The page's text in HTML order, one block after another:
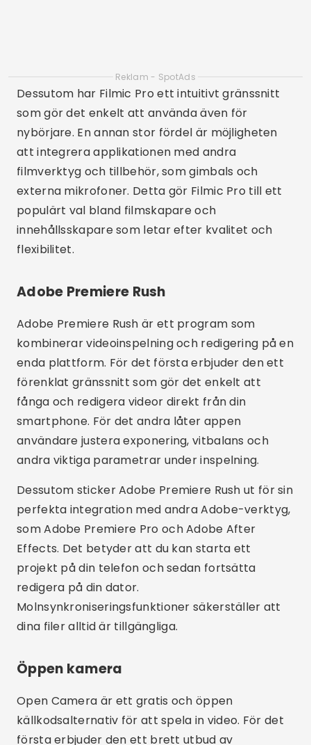
flexibilitet.
Adobe Premiere Rush
Adobe Premiere Rush är ett program som
kombinerar videoinspelning och redigering på en
enda plattform. För det första erbjuder den ett
förenklat gränssnitt som gör det enkelt att
fånga och redigera videor direkt från din
smartphone. För det andra låter appen
andra viktiga parametrar under inspelning.
Dessutom sticker Adobe Premiere Rush ut för sin
perfekta integration med andra Adobe-verktyg,
som Adobe Premiere Pro och Adobe After
Effects. Det betyder att du kan starta ett
projekt på din telefon och sedan fortsätta
redigera på din dator.
Molnsynkroniseringsfunktioner säkerställer att
dina filer alltid är tillgängliga.
Öppen kamera
Open Camera är ett gratis och öppen
källkodsalternativ för att spela in video. För det
första erbjuder den ett brett utbud av
funktioner, såsom manuell kontroll av fokus,
exponering och vitbalans. För det andra stöder
appen högupplöst inspelning och tillåter
bithastighet och upplösning.
Dessutom är Open Camera mycket
konfigurerbart, vilket gör att användare kan